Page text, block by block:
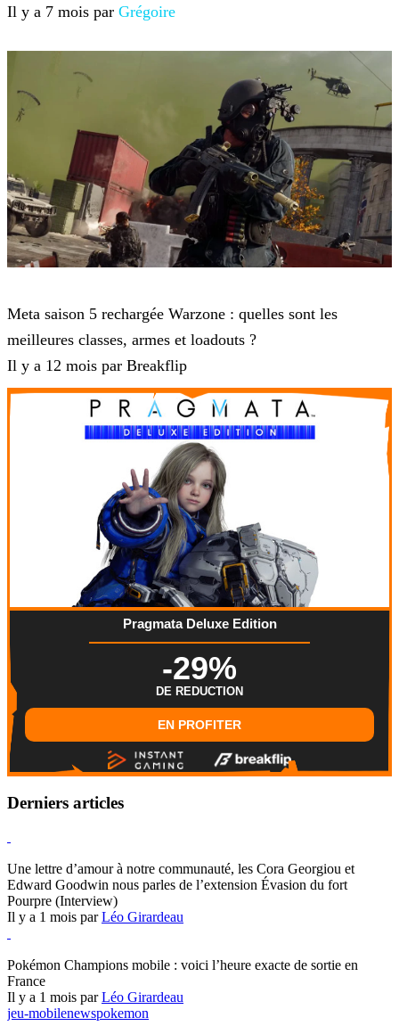
Il y a 7 mois par Grégoire
Meta saison 5 rechargée Warzone : quelles sont les
meilleures classes, armes et loadouts ?
Il y a 12 mois par Breakflip
Pragmata Deluxe Edition
-29%
DE REDUCTION
EN PROFITER
Derniers articles
Une lettre d’amour à notre communauté, les Cora Georgiou et
Edward Goodwin nous parles de l’extension Évasion du fort
Pourpre (Interview)
Il y a 1 mois parLéo Girardeau
Pokémon Champions mobile : voici l’heure exacte de sortie en
France
Il y a 1 mois parLéo Girardeau
jeu-mobilenewspokemon